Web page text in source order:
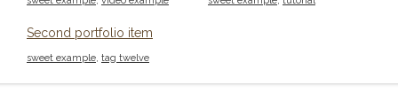
Second portfolio item
sweet example, tag twelve